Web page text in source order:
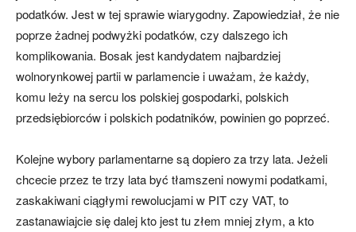
podatków. Jest w tej sprawie wiarygodny. Zapowiedział, że nie
poprze żadnej podwyżki podatków, czy dalszego ich
komplikowania. Bosak jest kandydatem najbardziej
wolnorynkowej partii w parlamencie i uważam, że każdy,
komu leży na sercu los polskiej gospodarki, polskich
przedsiębiorców i polskich podatników, powinien go poprzeć.
Kolejne wybory parlamentarne są dopiero za trzy lata. Jeżeli
chcecie przez te trzy lata być tłamszeni nowymi podatkami,
zaskakiwani ciągłymi rewolucjami w PIT czy VAT, to
zastanawiajcie się dalej kto jest tu złem mniej złym, a kto